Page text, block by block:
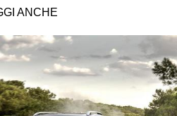
ANCHE